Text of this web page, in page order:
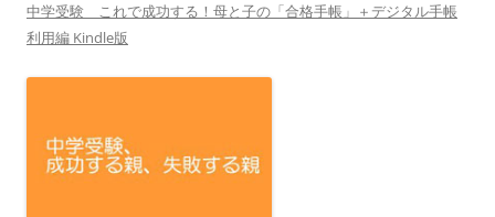
中学受験 これで成功する！母と子の「合格手帳」＋デジタル手帳
利用編 Kindle版